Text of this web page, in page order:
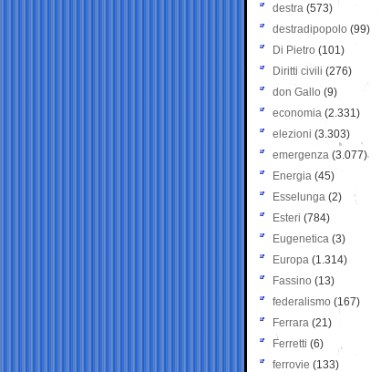
destra (573)
destradipopolo (99)
Di Pietro (101)
Diritti civili (276)
don Gallo (9)
economia (2.331)
elezioni (3.303)
emergenza (3.077)
Energia (45)
Esselunga (2)
Esteri (784)
Eugenetica (3)
Europa (1.314)
Fassino (13)
federalismo (167)
Ferrara (21)
Ferretti (6)
ferrovie (133)